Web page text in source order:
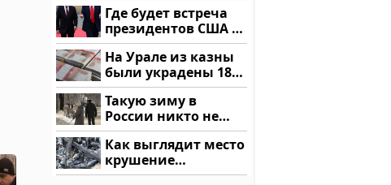
подожгли.
Где будет встреча
президентов США и
России: Европа?
На Урале из казны
были украдены 18
миллионов рублей
Такую зиму в
России никто не
ждал: как так?!
Как выглядит место
крушение
вертолета на